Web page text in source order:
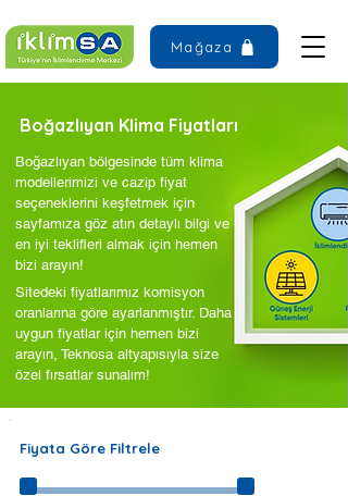
Mağaza
Boğazlıyan Klima Fiyatları
Boğazlıyan bölgesinde tüm klima
modellerimizi ve cazip fiyat
seçeneklerini keşfetmek için
sayfamıza göz atın detaylı bilgi ve
en iyi teklifleri almak için hemen
bizi arayın!
Sitedeki fiyatlarımız komisyon
oranlarına göre ayarlanmıştır. Daha
uygun fiyatlar için hemen bizi
arayın, Teknosa altyapısıyla size
özel fırsatlar sunalım!
Fiyata Göre Filtrele